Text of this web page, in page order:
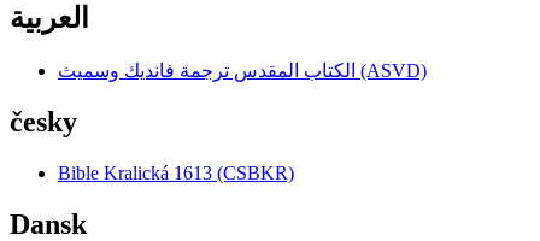
العربية
الكتاب المقدس ترجمة فانديك وسميث (ASVD)
česky
Bible Kralická 1613 (CSBKR)
Dansk